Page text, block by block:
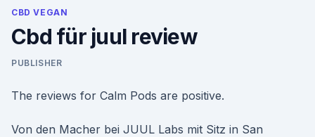
CBD VEGAN
Cbd für juul review
PUBLISHER
The reviews for Calm Pods are positive.
Von den Macher bei JUUL Labs mit Sitz in San